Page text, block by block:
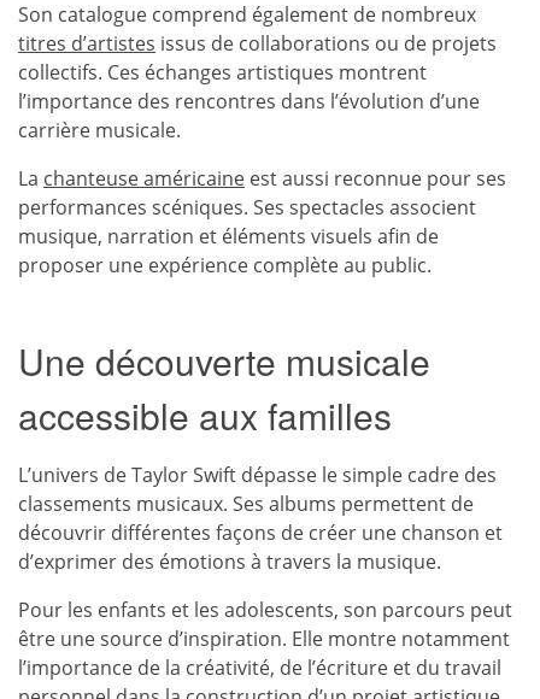
Son catalogue comprend également de nombreux
titres d’artistes issus de collaborations ou de projets
collectifs. Ces échanges artistiques montrent
l’importance des rencontres dans l’évolution d’une
carrière musicale.
La chanteuse américaine est aussi reconnue pour ses
performances scéniques. Ses spectacles associent
musique, narration et éléments visuels afin de
proposer une expérience complète au public.
Une découverte musicale
accessible aux familles
L’univers de Taylor Swift dépasse le simple cadre des
classements musicaux. Ses albums permettent de
découvrir différentes façons de créer une chanson et
d’exprimer des émotions à travers la musique.
Pour les enfants et les adolescents, son parcours peut
être une source d’inspiration. Elle montre notamment
l’importance de la créativité, de l’écriture et du travail